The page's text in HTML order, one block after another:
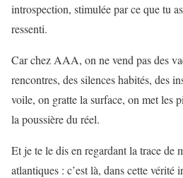
introspection, stimulée par ce que tu
ressenti.
Car chez AAA, on ne vend pas des
rencontres, des silences habités, des
voile, on gratte la surface, on met
la poussière du réel.
Et je te le dis en regardant la trace de
atlantiques : c’est là, dans cette vérité